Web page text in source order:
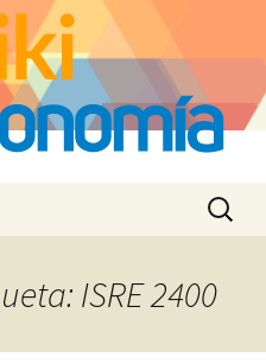
Buscar:
ISRE 2400